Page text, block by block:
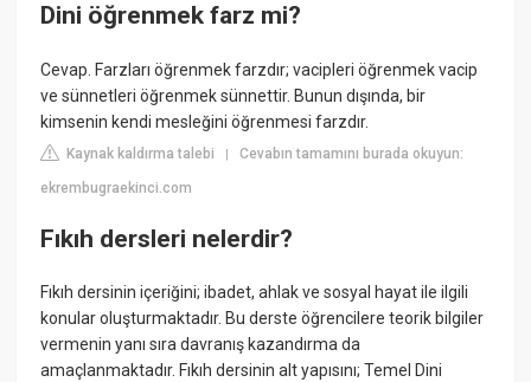
Dini öğrenmek farz mi?
Cevap. Farzları öğrenmek farzdır; vacipleri öğrenmek vacip
ve sünnetleri öğrenmek sünnettir. Bunun dışında, bir
kimsenin kendi mesleğini öğrenmesi farzdır.
Kaynak kaldırma talebi |Cevabın tamamını burada okuyun:
ekrembugraekinci.com
Fıkıh dersleri nelerdir?
Fıkıh dersinin içeriğini; ibadet, ahlak ve sosyal hayat ile ilgili
konular oluşturmaktadır. Bu derste öğrencilere teorik bilgiler
vermenin yanı sıra davranış kazandırma da
amaçlanmaktadır. Fıkıh dersinin alt yapısını; Temel Dini